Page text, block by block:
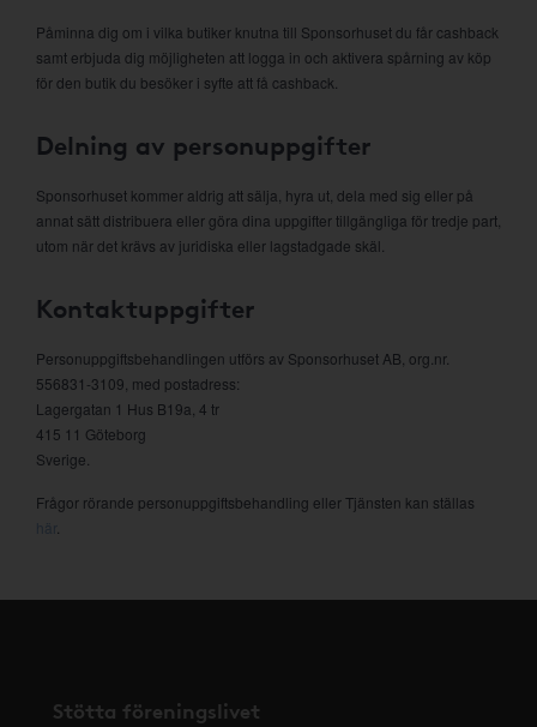
Påminna dig om i vilka butiker knutna till Sponsorhuset du får cashback
samt erbjuda dig möjligheten att logga in och aktivera spårning av köp
för den butik du besöker i syfte att få cashback.
Delning av personuppgifter
Sponsorhuset kommer aldrig att sälja, hyra ut, dela med sig eller på
annat sätt distribuera eller göra dina uppgifter tillgängliga för tredje part,
utom när det krävs av juridiska eller lagstadgade skäl.
Kontaktuppgifter
Personuppgiftsbehandlingen utförs av Sponsorhuset AB, org.nr.
556831-3109, med postadress:
Lagergatan 1 Hus B19a, 4 tr
415 11 Göteborg
Sverige.
Frågor rörande personuppgiftsbehandling eller Tjänsten kan ställas
här
Stötta föreningslivet